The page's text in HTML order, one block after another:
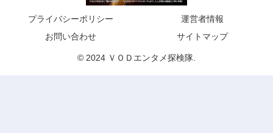
プライバシーポリシー
運営者情報
お問い合わせ
サイトマップ
© 2024 ＶＯＤエンタメ探検隊.